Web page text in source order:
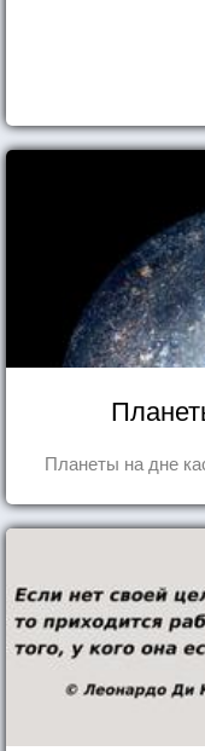
Планеты на дне